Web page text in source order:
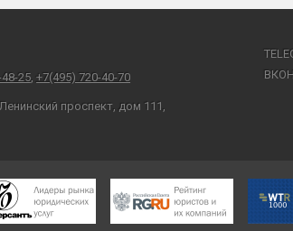
25 ,+7(495) 720-40-70
проспект, дом 111,